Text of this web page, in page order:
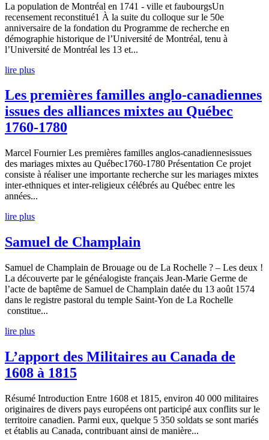
La population de Montréal en 1741 - ville et faubourgsUn
recensement reconstitué1 À la suite du colloque sur le 50e
anniversaire de la fondation du Programme de recherche en
démographie historique de l’Université de Montréal, tenu à
l’Université de Montréal les 13 et...
lire plus
Les premières familles anglo-canadiennes
issues des alliances mixtes au Québec
1760-1780
Marcel Fournier Les premières familles anglos-canadiennesissues
des mariages mixtes au Québec1760-1780 Présentation Ce projet
consiste à réaliser une importante recherche sur les mariages mixtes
inter-ethniques et inter-religieux célébrés au Québec entre les
années...
lire plus
Samuel de Champlain
Samuel de Champlain de Brouage ou de La Rochelle ? – Les deux !
La découverte par le généalogiste français Jean-Marie Germe de
l’acte de baptême de Samuel de Champlain datée du 13 août 1574
dans le registre pastoral du temple Saint-Yon de La Rochelle
constitue...
lire plus
L’apport des Militaires au Canada de
1608 à 1815
Résumé Introduction Entre 1608 et 1815, environ 40 000 militaires
originaires de divers pays européens ont participé aux conflits sur le
territoire canadien. Parmi eux, quelque 5 350 soldats se sont mariés
et établis au Canada, contribuant ainsi de manière...